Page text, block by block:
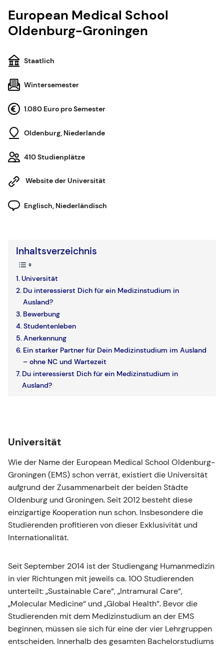
European Medical School
Oldenburg-Groningen
Staatlich
Wintersemester
1.080 Euro pro Semester
Oldenburg, Niederlande
410 Studienplätze
Website der Universität
Englisch, Niederländisch
Inhaltsverzeichnis
Universität
Du interessierst Dich für ein Medizinstudium in
Ausland?
Bewerbung
Studentenleben
Anerkennung
Ein starker Partner für Dein Medizinstudium im Ausland
– ohne NC und Wartezeit
Du interessierst Dich für ein Medizinstudium in
Ausland?
Universität
Wie der Name der European Medical School Oldenburg-
Groningen (EMS) schon verrät, existiert die Universität
aufgrund der Zusammenarbeit der beiden Städte
Oldenburg und Groningen. Seit 2012 besteht diese
einzigartige Kooperation nun schon. Insbesondere die
Studierenden profitieren von dieser Exklusivität und
Internationalität.
Seit September 2014 ist der Studiengang Humanmedizin
in vier Richtungen mit jeweils ca. 100 Studierenden
unterteilt: „Sustainable Care“, „Intramural Care“,
„Molecular Medicine“ und „Global Health“. Bevor die
Studierenden mit dem Medizinstudium an der EMS
beginnen, müssen sie sich für eine der vier Lehrgruppen
entscheiden. Innerhalb des gesamten Bachelorstudiums